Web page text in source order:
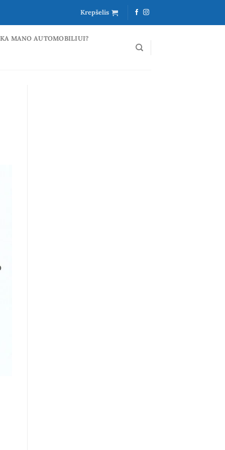
Krepšelis
MANO AUTOMOBILIUI?